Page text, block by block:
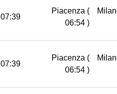
07:39
Piacenza (
06:54 )
07:39
Piacenza (
06:54 )